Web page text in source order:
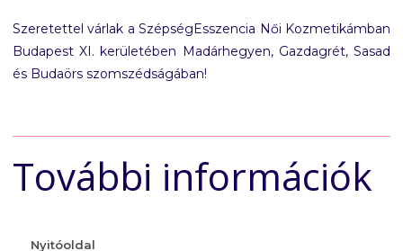
Szeretettel várlak a SzépségEsszencia Női Kozmetikámban
Budapest XI. kerületében Madárhegyen, Gazdagrét, Sasad
és Budaörs szomszédságában!
További információk
Nyitóoldal